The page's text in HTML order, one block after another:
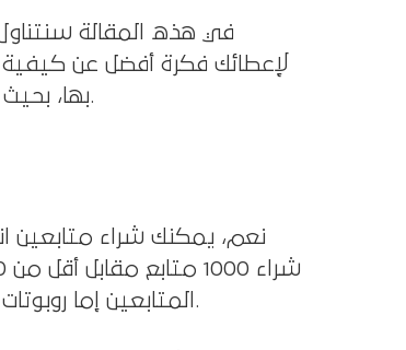
في هذه المقالة
لإعطائك فكرة أفضل عن كيفية
بها، بحيث يمكنك أن تقرر بنفسك ما إذا كانت خطوة جيدة لعلامتك التجارية أم لا.
نعم، يمكنك شراء متابعين
المتابعين إما روبوتات أو حسابات غير نشطة، مما يعني أنهم لن يتفاعلوا مع مشاركاتك أبدًا.